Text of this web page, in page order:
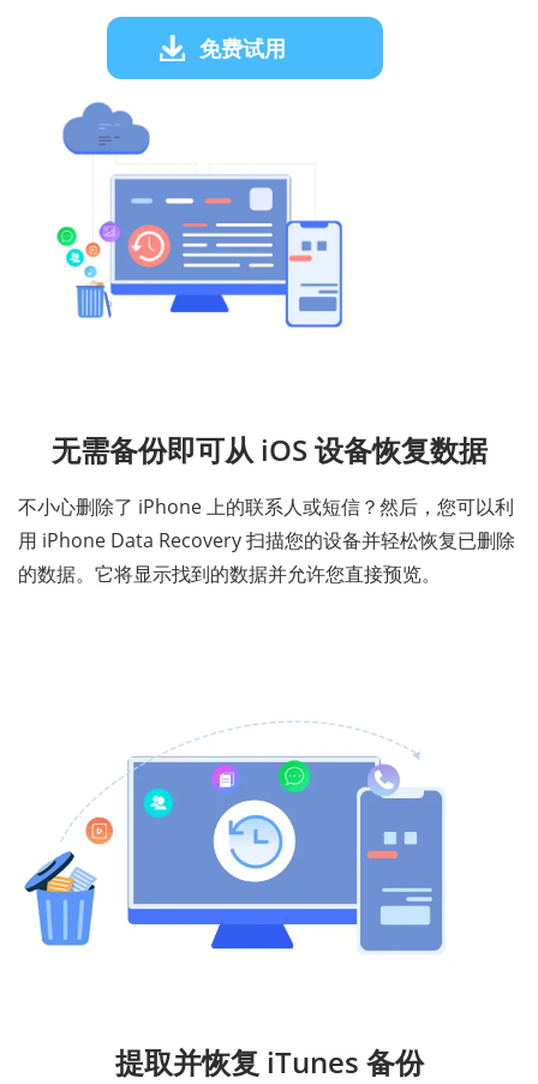
免费试用
无需备份即可从 iOS 设备恢复数据
不小心删除了 iPhone 上的联系人或短信？然后，您可以利
用 iPhone Data Recovery 扫描您的设备并轻松恢复已删除
的数据。它将显示找到的数据并允许您直接预览。
提取并恢复 iTunes 备份